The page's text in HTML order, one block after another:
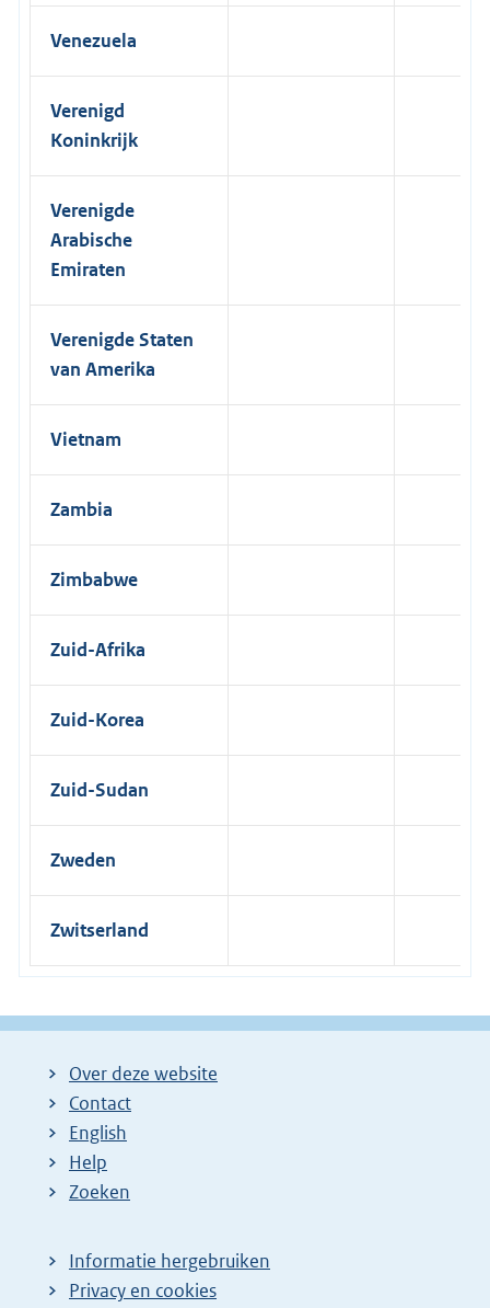
Venezuela
Verenigd
Koninkrijk
Verenigde
Arabische
Emiraten
Verenigde Staten
van Amerika
Vietnam
Zambia
Zimbabwe
Zuid-Afrika
Zuid-Korea
Zuid-Sudan
Zweden
Zwitserland
Over deze website
Contact
English
Help
Zoeken
Informatie hergebruiken
Privacy en cookies